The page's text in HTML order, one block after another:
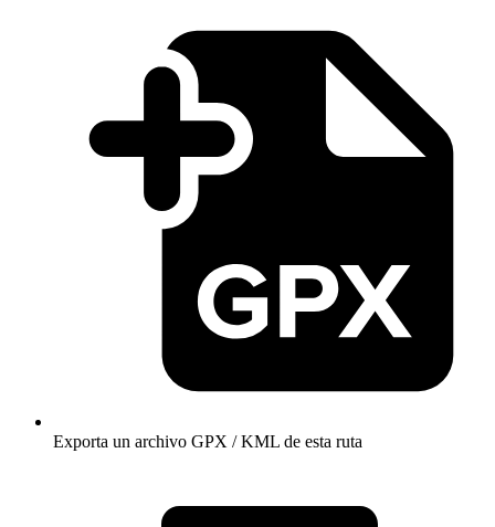
Exporta un archivo GPX / KML de esta ruta